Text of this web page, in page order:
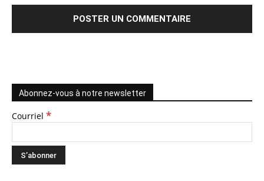
Abonnez-vous à notre newsletter
Courriel *